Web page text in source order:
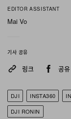
순위 최상위권에
서 중대한 기로에
법안과FCC의
여러 보도에 따르
해 강도 높은 수
EDITOR ASSISTANT
Mai Vo
기사 공유
링크 공유
DJI INSTA360
DJI RONIN